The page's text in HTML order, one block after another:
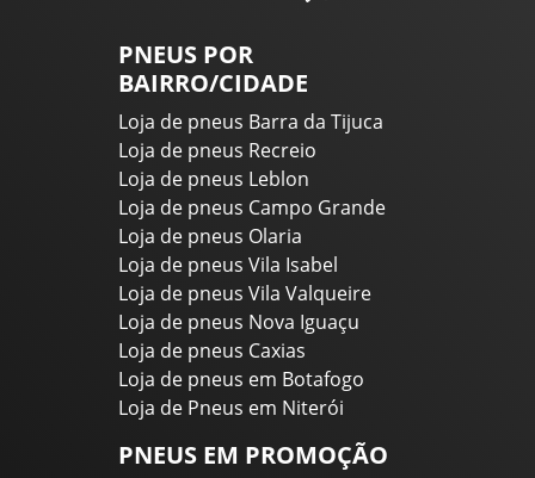
PNEUS POR
BAIRRO/CIDADE
Loja de pneus Barra da Tijuca
Loja de pneus Recreio
Loja de pneus Leblon
Loja de pneus Campo Grande
Loja de pneus Olaria
Loja de pneus Vila Isabel
Loja de pneus Vila Valqueire
Loja de pneus Nova Iguaçu
Loja de pneus Caxias
Loja de pneus em Botafogo
Loja de Pneus em Niterói
PNEUS EM PROMOÇÃO